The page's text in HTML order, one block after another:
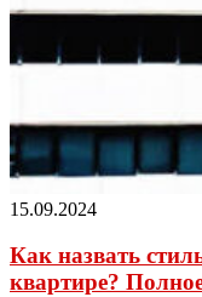
15.09.2024
Как назвать
квартире?